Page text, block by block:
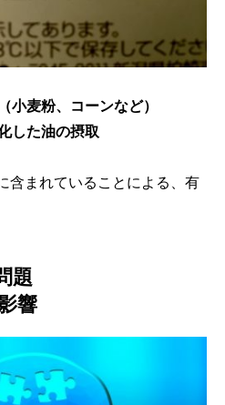
麦粉、コーンなど）
した油の摂取
含まれていることによる、有
題
響